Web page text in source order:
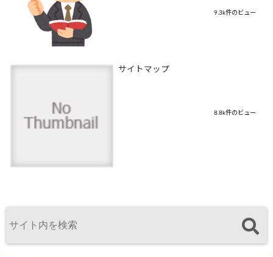
9.3k件のビュー
サイトマップ
8.8k件のビュー